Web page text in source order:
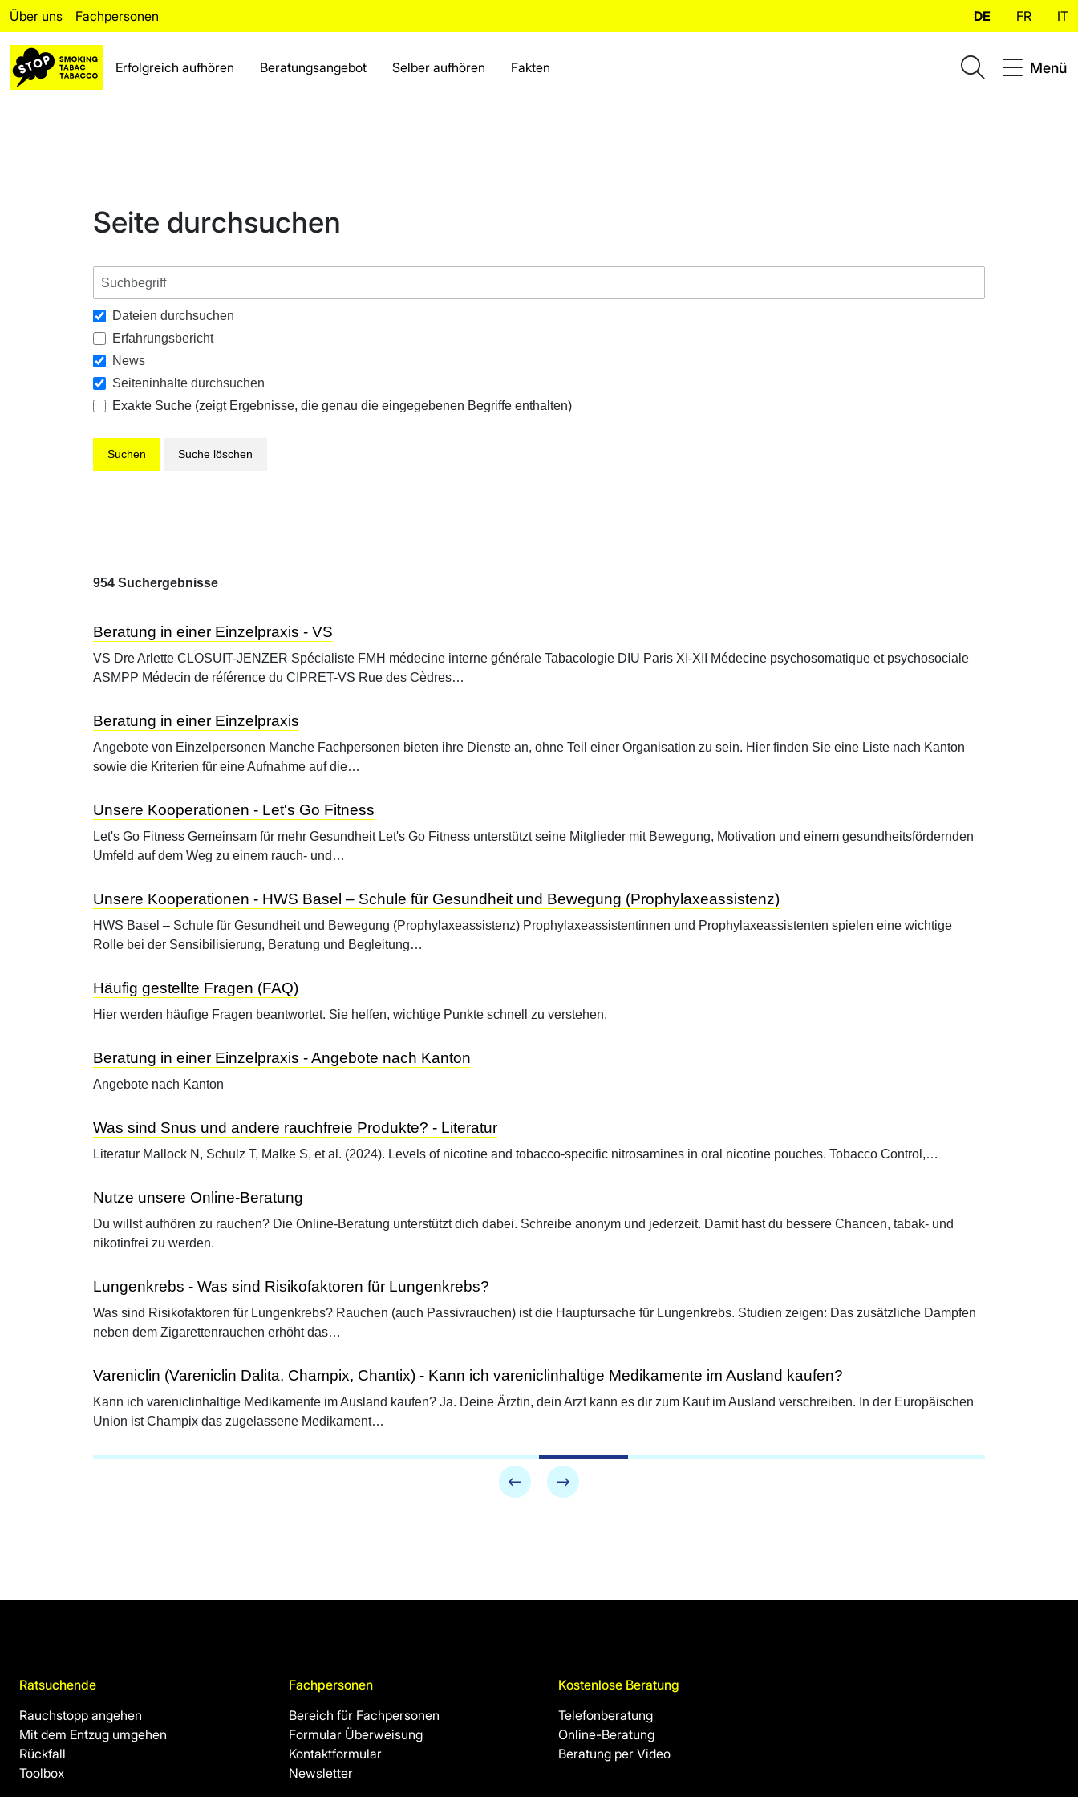
Über uns Fachpersonen DE FR IT
Erfolgreich aufhören Beratungsangebot Selber aufhören Fakten Menü
Häufig gestellte Fragen
Seite durchsuchen
Dateien durchsuchen
Erfahrungsbericht
News
Seiteninhalte durchsuchen
Exakte Suche (zeigt Ergebnisse, die genau die eingegebenen Begriffe enthalten)
Suche löschen
954 Suchergebnisse
Beratung in einer Einzelpraxis - VS
VS Dre Arlette CLOSUIT-JENZER Spécialiste FMH médecine interne générale Tabacologie DIU Paris XI-XII Médecine psychosomatique et psychosociale
ASMPP Médecin de référence du CIPRET-VS Rue des Cèdres…
Beratung in einer Einzelpraxis
Angebote von Einzelpersonen Manche Fachpersonen bieten ihre Dienste an, ohne Teil einer Organisation zu sein. Hier finden Sie eine Liste nach Kanton
sowie die Kriterien für eine Aufnahme auf die…
Unsere Kooperationen - Let's Go Fitness
Let's Go Fitness Gemeinsam für mehr Gesundheit Let's Go Fitness unterstützt seine Mitglieder mit Bewegung, Motivation und einem gesundheitsfördernden
Umfeld auf dem Weg zu einem rauch- und…
Unsere Kooperationen - HWS Basel – Schule für Gesundheit und Bewegung (Prophylaxeassistenz)
HWS Basel – Schule für Gesundheit und Bewegung (Prophylaxeassistenz) Prophylaxeassistentinnen und Prophylaxeassistenten spielen eine wichtige
Rolle bei der Sensibilisierung, Beratung und Begleitung…
Häufig gestellte Fragen (FAQ)
Hier werden häufige Fragen beantwortet. Sie helfen, wichtige Punkte schnell zu verstehen.
Beratung in einer Einzelpraxis - Angebote nach Kanton
Angebote nach Kanton
Was sind Snus und andere rauchfreie Produkte? - Literatur
Literatur Mallock N, Schulz T, Malke S, et al. (2024). Levels of nicotine and tobacco-specific nitrosamines in oral nicotine pouches. Tobacco Control,…
Nutze unsere Online-Beratung
Du willst aufhören zu rauchen? Die Online-Beratung unterstützt dich dabei. Schreibe anonym und jederzeit. Damit hast du bessere Chancen, tabak- und
nikotinfrei zu werden.
Lungenkrebs - Was sind Risikofaktoren für Lungenkrebs?
Was sind Risikofaktoren für Lungenkrebs? Rauchen (auch Passivrauchen) ist die Hauptursache für Lungenkrebs. Studien zeigen: Das zusätzliche Dampfen
neben dem Zigarettenrauchen erhöht das…
Vareniclin (Vareniclin Dalita, Champix, Chantix) - Kann ich vareniclinhaltige Medikamente im Ausland kaufen?
Kann ich vareniclinhaltige Medikamente im Ausland kaufen? Ja. Deine Ärztin, dein Arzt kann es dir zum Kauf im Ausland verschreiben. In der Europäischen
Union ist Champix das zugelassene Medikament…
Ratsuchende
Rauchstopp angehen
Mit dem Entzug umgehen
Rückfall
Toolbox
Fachpersonen
Bereich für Fachpersonen
Formular Überweisung
Kontaktformular
Newsletter
Kostenlose Beratung
Telefonberatung
Online-Beratung
Beratung per Video